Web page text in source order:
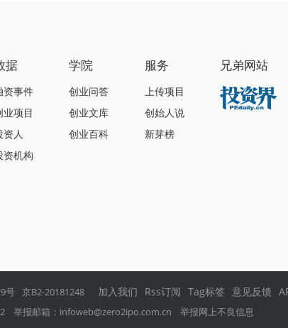
据
资事件
业项目
资人
资机构
学院
创业问答
创业文库
创业百科
服务
上传项目
创始人说
新芽榜
兄弟网站
号 京B2-20181248 加入我们 Rss订阅 Tag标签 意见反馈
举报邮箱： infoweb@zero2ipo.com.cn 举报网上不良信息